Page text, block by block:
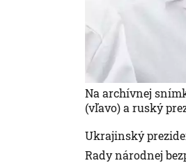
Na archívnej
(vľavo) a ruský
Ukrajinský
Rady národnej